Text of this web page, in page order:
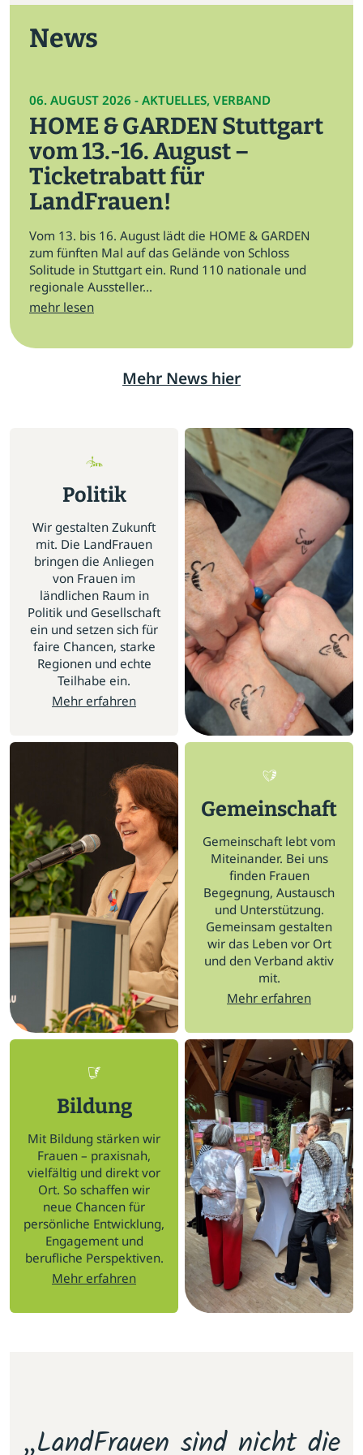
News
06. AUGUST 2026 - AKTUELLES, VERBAND
HOME & GARDEN Stuttgart
vom 13.-16. August –
Ticketrabatt für
LandFrauen!
Vom 13. bis 16. August lädt die HOME & GARDEN
zum fünften Mal auf das Gelände von Schloss
Solitude in Stuttgart ein. Rund 110 nationale und
regionale Aussteller...
mehr lesen
Mehr News hier
Politik
Wir gestalten Zukunft
mit. Die LandFrauen
bringen die Anliegen
von Frauen im
ländlichen Raum in
Politik und Gesellschaft
ein und setzen sich für
faire Chancen, starke
Regionen und echte
Teilhabe ein.
Mehr erfahren
Gemeinschaft
Gemeinschaft lebt vom
Miteinander. Bei uns
finden Frauen
Begegnung, Austausch
und Unterstützung.
Gemeinsam gestalten
wir das Leben vor Ort
und den Verband aktiv
mit.
Mehr erfahren
Bildung
Mit Bildung stärken wir
Frauen – praxisnah,
vielfältig und direkt vor
Ort. So schaffen wir
neue Chancen für
persönliche Entwicklung,
Engagement und
berufliche Perspektiven.
Mehr erfahren
„LandFrauen sind nicht die